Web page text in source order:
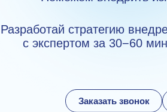
Разработай стратегию
с экспертом за 30−60
Заказать звонок